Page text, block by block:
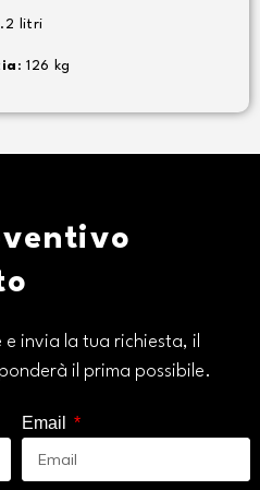
litri
: 126 kg
invia la tua richiesta, il
il prima possibile.
Email